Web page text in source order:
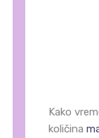
Kako
količina